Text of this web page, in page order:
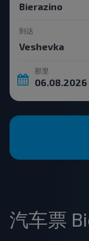
到达
那里
汽车票